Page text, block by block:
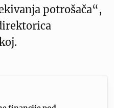
potrošača“,